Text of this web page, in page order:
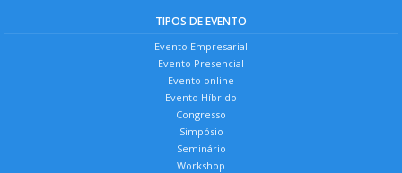
TIPOS DE EVENTO
Evento Empresarial
Evento Presencial
Evento online
Evento Híbrido
Congresso
Simpósio
Seminário
Workshop